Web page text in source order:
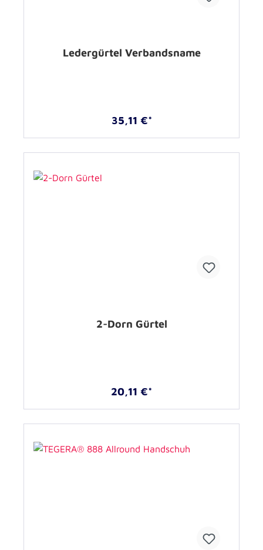
Ledergürtel Verbandsname
35,11 €*
2-Dorn Gürtel
20,11 €*